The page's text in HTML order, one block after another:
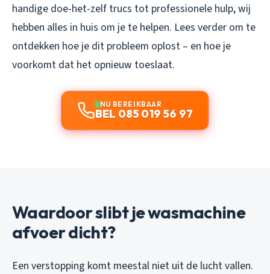
handige doe-het-zelf trucs tot professionele hulp, wij
hebben alles in huis om je te helpen. Lees verder om te
ontdekken hoe je dit probleem oplost – en hoe je
voorkomt dat het opnieuw toeslaat.
NU BEREIKBAAR
BEL 085 019 56 97
Waardoor slibt je wasmachine
afvoer dicht?
Een verstopping komt meestal niet uit de lucht vallen.